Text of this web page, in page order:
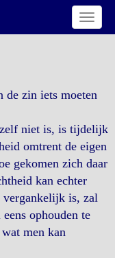
Toggle
de zin iets moeten
zelf niet is, is tijdelijk
omtrent de eigen
gekomen zich daar
kan echter
vergankelijk is, zal
ophouden te
men kan